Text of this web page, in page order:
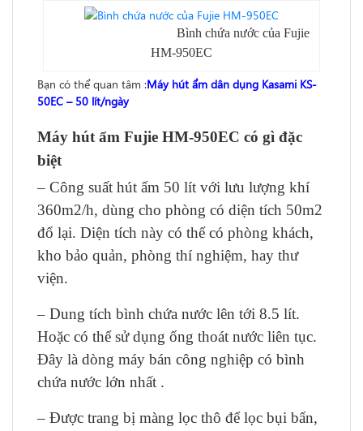
Bình chứa nước của Fujie
HM-950EC
Bạn có thể quan tâm :Máy hút ẩm dân dụng Kasami KS-
50EC – 50 lít/ngày
Máy hút ẩm Fujie HM-950EC có gì đặc
biệt
– Công suất hút ẩm 50 lít với lưu lượng khí
360m2/h, dùng cho phòng có diện tích 50m2
đổ lại. Diện tích này có thể có phòng khách,
kho bảo quản, phòng thí nghiệm, hay thư
viện.
– Dung tích bình chứa nước lên tới 8.5 lít.
Hoặc có thể sử dụng ống thoát nước liên tục.
Đây là dòng máy bán công nghiệp có bình
chứa nước lớn nhất .
– Được trang bị màng lọc thô để lọc bụi bẩn,